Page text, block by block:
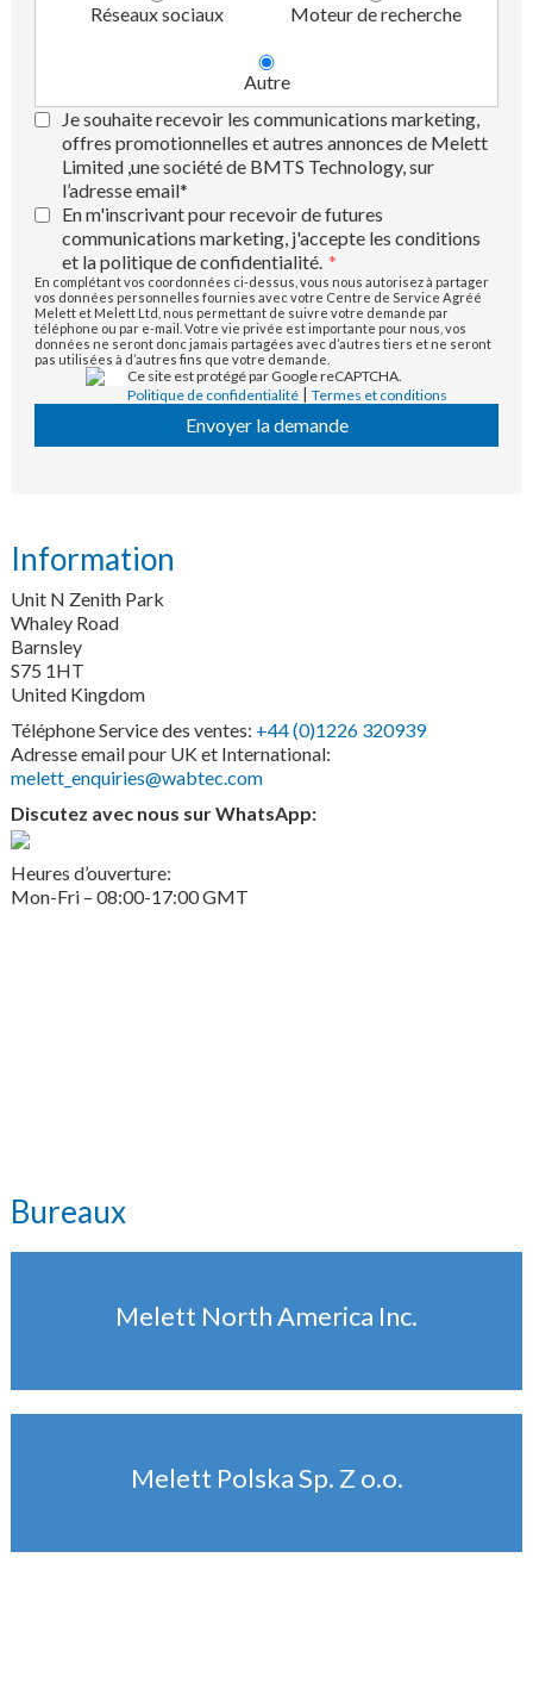
Information
Unit N Zenith Park
Whaley Road
Barnsley
S75 1HT
United Kingdom
Téléphone Service des ventes: +44 (0)1226 320939
Adresse email pour UK et International:
melett_enquiries@wabtec.com
Discutez avec nous sur WhatsApp:
Heures d’ouverture:
Mon-Fri – 08:00-17:00 GMT
Réseaux sociaux Moteur de recherche
Autre
Je souhaite recevoir les communications marketing,
offres promotionnelles et autres annonces de Melett
Limited ,une société de BMTS Technology, sur
l’adresse email*
En m'inscrivant pour recevoir de futures
communications marketing, j'accepte les conditions
et la politique de confidentialité. *
En complétant vos coordonnées ci-dessus, vous nous autorisez à partager
vos données personnelles fournies avec votre Centre de Service Agréé
Melett et Melett Ltd, nous permettant de suivre votre demande par
téléphone ou par e-mail. Votre vie privée est importante pour nous, vos
données ne seront donc jamais partagées avec d’autres tiers et ne seront
pas utilisées à d’autres fins que votre demande.
Ce site est protégé par Google reCAPTCHA.
Politique de confidentialité | Termes et conditions
Envoyer la demande
Bureaux
Melett North America Inc.
Melett Polska Sp. Z o.o.